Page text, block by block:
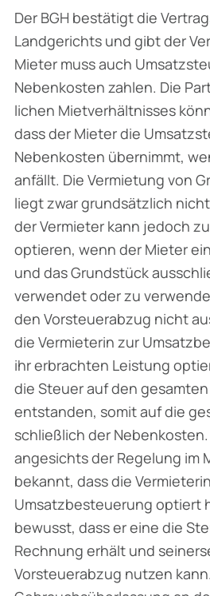
Der BGH bestätigt die
Landgerichts und gibt der
Mieter muss auch
Nebenkosten zahlen. Die
lichen Mietverhältnisses
dass der Mieter die
Nebenkosten übernimmt,
anfällt. Die Vermietung von
liegt zwar grundsätzlich
der Vermieter kann jedoch
optieren, wenn der Mieter
und das Grundstück
verwendet oder zu
den Vorsteuerabzug nicht
die Vermieterin zur
ihr erbrachten Leistung
die Steuer auf den
entstanden, somit auf die
schließlich der
angesichts der Regelung im
bekannt, dass die
Umsatzbesteuerung optiert
bewusst, dass er eine die
Rechnung erhält und
Vorsteuerabzug nutzen